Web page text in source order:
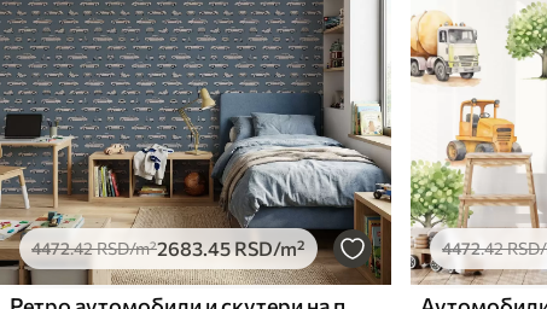
Стандард
4472.422683.45 RSD/m²
Премиум
.003315.00 RSD/
4472.42RSD/m²2683.45RSD/m² 4472.42RSD